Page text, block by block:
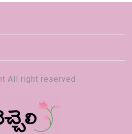
All right reserved